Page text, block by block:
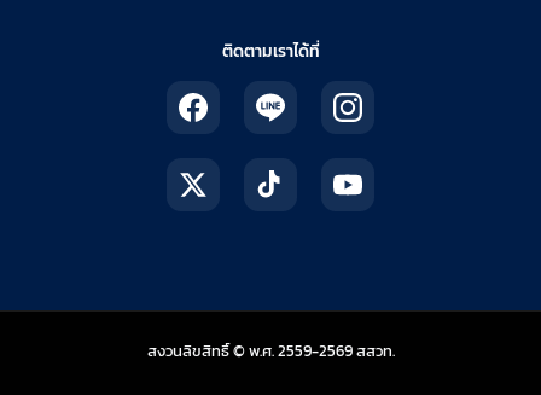
ติดตามเราได้ที่
สงวนลิขสิทธิ์ © พ.ศ. 2559-2569สสวท.สถาบันส่งเสริมการสอ